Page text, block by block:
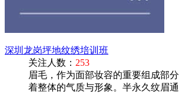
深圳龙岗坪地纹绣培训班
关注人数： 253
眉毛，作为面部妆容的重要组成部
着整体的气质与形象。半永久纹眉